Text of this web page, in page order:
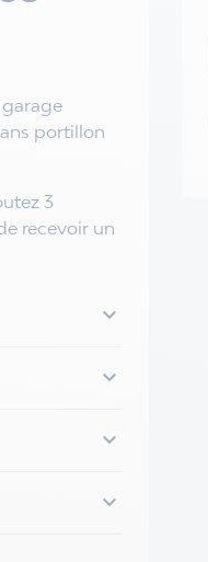
portillon
3
recevoir un



